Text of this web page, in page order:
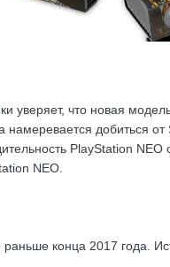
уверяет, что новая
добиться
PlayStation
NEO.
конца 2017 года.